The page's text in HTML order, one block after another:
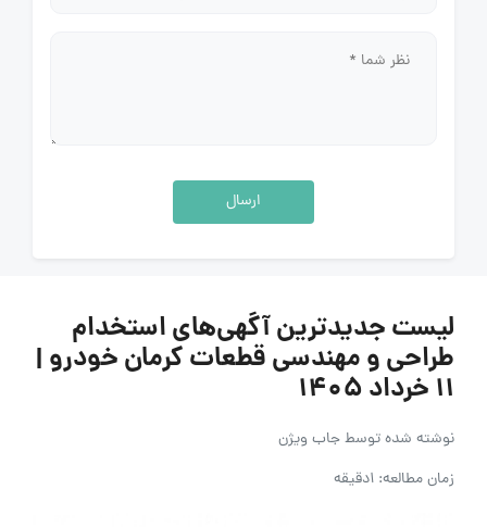
ارسال
لیست جدیدترین آگهی‌های استخدام
طراحی و مهندسی قطعات کرمان خودرو |
۱۱ خرداد ۱۴۰۵
نوشته شده توسطجاب ویژن
زمان مطالعه: 1دقیقه